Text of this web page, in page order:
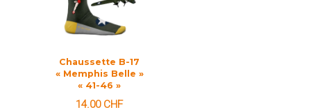
Chaussette B-17
« Memphis Belle »
« 41-46 »
14.00 CHF